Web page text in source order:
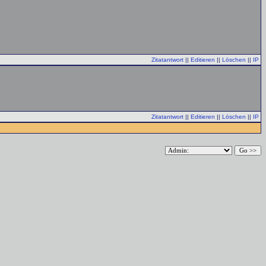
Zitatantwort || Editieren || Löschen || IP
Zitatantwort || Editieren || Löschen || IP